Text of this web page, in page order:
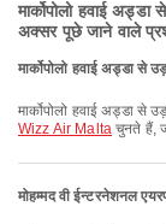
मार्कोपोलो हवाई
अक्सर पूछे जाने वाले
मार्कोपोलो हवाई अड्डा से
मार्कोपोलो हवाई अड्डा
Wizz Air Maltaचुनते हैं,
मोहम्मद वी ईन्टरनेशनल